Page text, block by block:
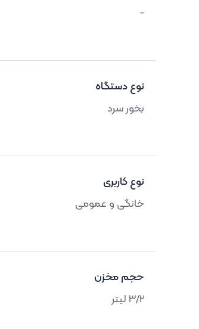
-
نوع دستگاه
بخور سرد
نوع کاربری
خانگی و عمومی
حجم مخزن
3/2 لیتر